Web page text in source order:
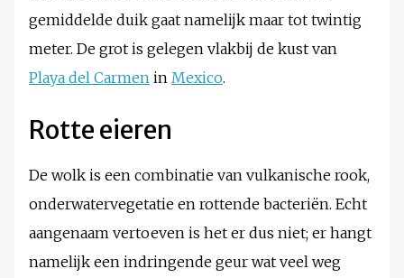
gemiddelde duik gaat namelijk maar tot twintig
meter. De grot is gelegen vlakbij de kust van
Playa del Carmen in Mexico.
Rotte eieren
De wolk is een combinatie van vulkanische rook,
onderwatervegetatie en rottende bacteriën. Echt
aangenaam vertoeven is het er dus niet; er hangt
namelijk een indringende geur wat veel weg